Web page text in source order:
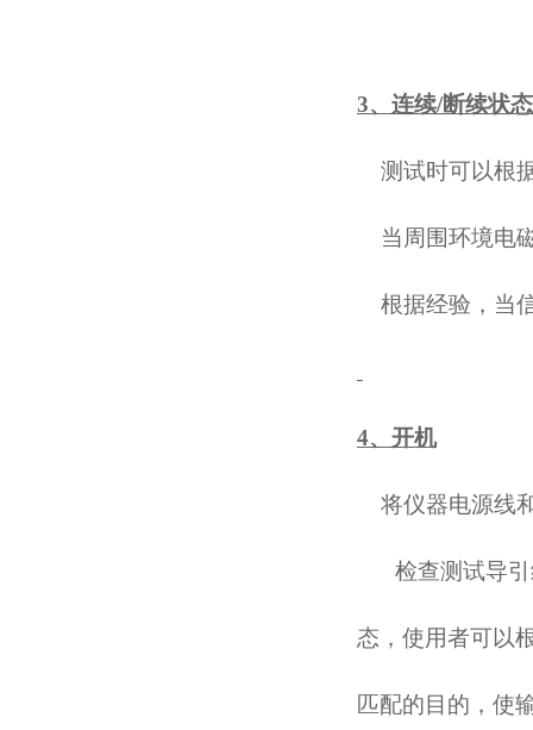
3、连续/断续状
测试时可以根
当周围环境电
根据经验，当
4、开机
将仪器电源线
检查测试导
态，使用者可以
匹配的目的，使